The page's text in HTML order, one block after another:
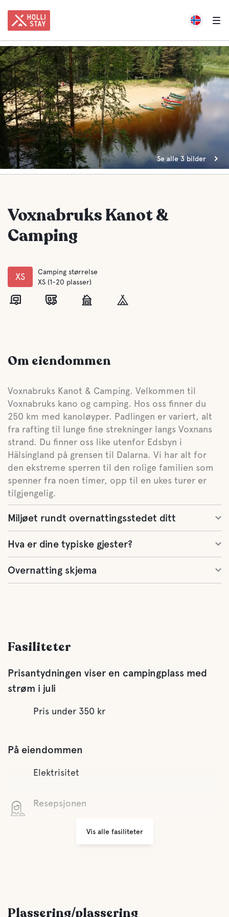
Se alle 3 bilder
Voxnabruks Kanot &
Camping
XS
Camping størrelse
XS (1-20 plasser)
Om eiendommen
Voxnabruks Kanot & Camping. Velkommen til
Voxnabruks kano og camping. Hos oss finner du
250 km med kanoløyper. Padlingen er variert, alt
fra rafting til lunge fine strekninger langs Voxnans
strand. Du finner oss like utenfor Edsbyn i
Hälsingland på grensen til Dalarna. Vi har alt for
den ekstreme sperren til den rolige familien som
spenner fra noen timer, opp til en ukes turer er
tilgjengelig.
Miljøet rundt overnattingsstedet ditt
Hva er dine typiske gjester?
Overnatting skjema
Fasiliteter
Prisantydningen viser en campingplass med
strøm i juli
Pris under 350 kr
På eiendommen
Elektrisitet
Resepsjonen
Vis alle fasiliteter
Plassering/plassering